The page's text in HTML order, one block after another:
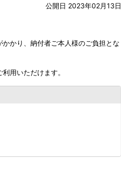
公開日 2023年02月13日
かり、納付者ご本人様のご負担とな
用いただけます。